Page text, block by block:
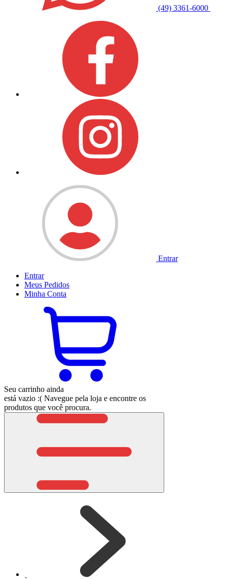
(49) 3361-6000
Entrar
Entrar
Meus Pedidos
Minha Conta
Seu carrinho ainda
está vazio :( Navegue pela loja e encontre os
produtos que você procura.